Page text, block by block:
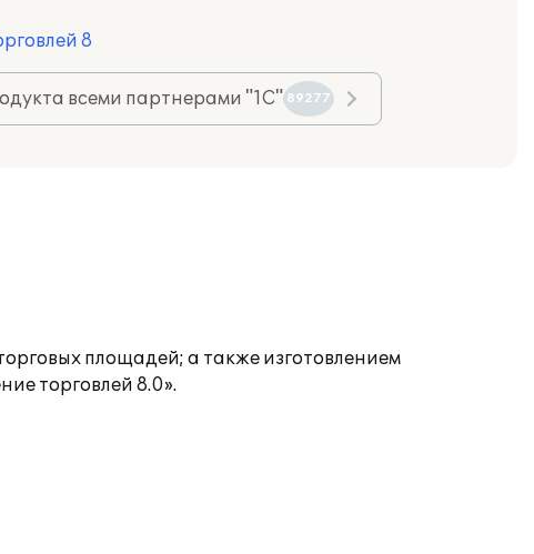
8
всеми партнерами "1С" 89277
площадей; а также изготовлением
торговлей 8.0».